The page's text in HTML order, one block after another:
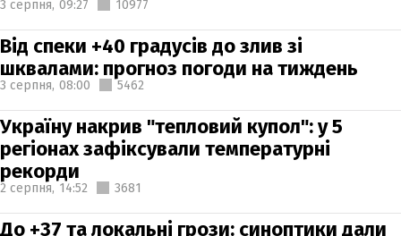
3 серпня, 09:27 10977
Від спеки +40 градусів до злив зі
шквалами: прогноз погоди на тиждень
3 серпня, 08:00 5462
Україну накрив "тепловий купол": у 5
регіонах зафіксували температурні
рекорди
2 серпня, 14:52 3681
До +37 та локальні грози: синоптики дали